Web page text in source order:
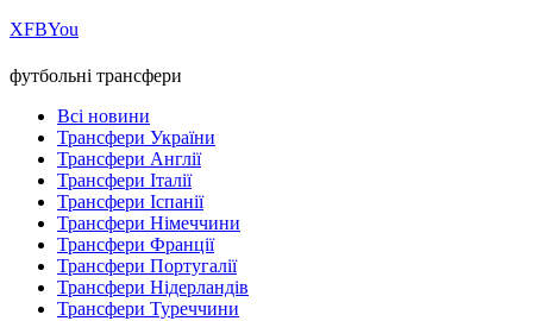
ХFBYou
футбольні трансфери
Всі новини
Трансфери України
Трансфери Англії
Трансфери Італії
Трансфери Іспанії
Трансфери Німеччини
Трансфери Франції
Трансфери Португалії
Трансфери Нідерландів
Трансфери Туреччини